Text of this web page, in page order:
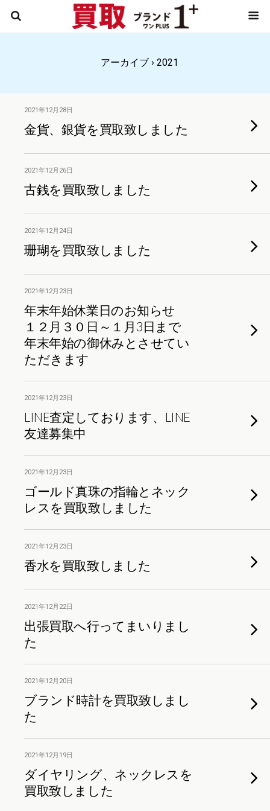
アーカイブ › 2021
2021年12月28日
金貨、銀貨を買取致しました
2021年12月26日
古銭を買取致しました
2021年12月24日
珊瑚を買取致しました
2021年12月23日
年末年始休業日のお知らせ
１２月３０日～１月3日まで
年末年始の御休みとさせてい
ただきます
2021年12月23日
LINE査定しております、LINE
友達募集中
2021年12月23日
ゴールド真珠の指輪とネック
レスを買取致しました
2021年12月23日
香水を買取致しました
2021年12月22日
出張買取へ行ってまいりまし
た
2021年12月20日
ブランド時計を買取致しまし
た
2021年12月19日
ダイヤリング、ネックレスを
買取致しました